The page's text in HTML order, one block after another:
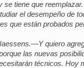
se tiene que
el desempeño de
que están probados
quiero
las nuevas
técnicos. Hoy